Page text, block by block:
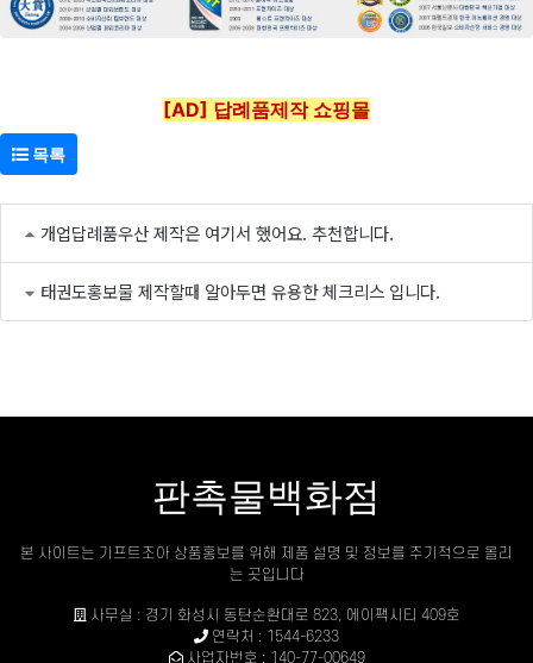
[AD] 답례품제작 쇼핑몰
목록
개업답례품우산 제작은 여기서 했어요. 추천합니다.
태권도홍보물 제작할때 알아두면 유용한 체크리스 입니다.
판촉물백화점
본 사이트는 기프트조아 상품홍보를 위해 제품 설명 및 정보를 주기적으로 올리
는 곳입니다
사무실 : 경기 화성시 동탄순환대로 823, 에이팩시티 409호
연락처 : 1544-6233
사업자번호 : 140-77-00649